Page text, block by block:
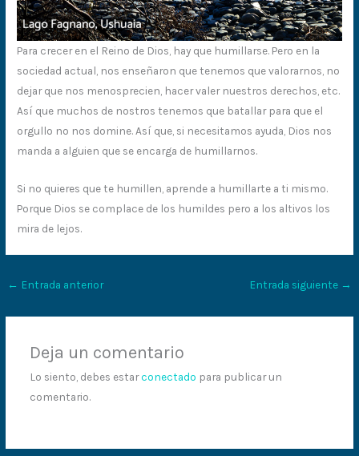
Para crecer en el Reino de Dios, hay que humillarse. Pero en la
sociedad actual, nos enseñaron que tenemos que valorarnos, no
dejar que nos menosprecien, hacer valer nuestros derechos, etc.
Así que muchos de nostros tenemos que batallar para que el
orgullo no nos domine. Así que, si necesitamos ayuda, Dios nos
manda a alguien que se encarga de humillarnos.
Si no quieres que te humillen, aprende a humillarte a ti mismo.
Porque Dios se complace de los humildes pero a los altivos los
mira de lejos.
← Entrada anterior Entrada siguiente →
Deja un comentario
Lo siento, debes estarconectado para publicar un
comentario.